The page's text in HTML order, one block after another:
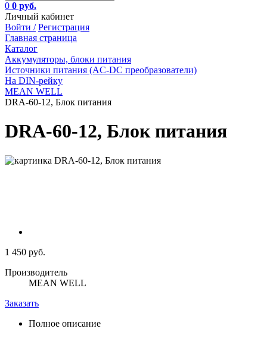
0 0 руб.
Личный кабинет
Войти / Регистрация
Главная страница
Каталог
Аккумуляторы, блоки питания
Источники питания (AC-DC преобразователи)
На DIN-рейку
MEAN WELL
DRA-60-12, Блок питания
DRA-60-12, Блок питания
1 450 руб.
Производитель
MEAN WELL
Заказать
Полное описание